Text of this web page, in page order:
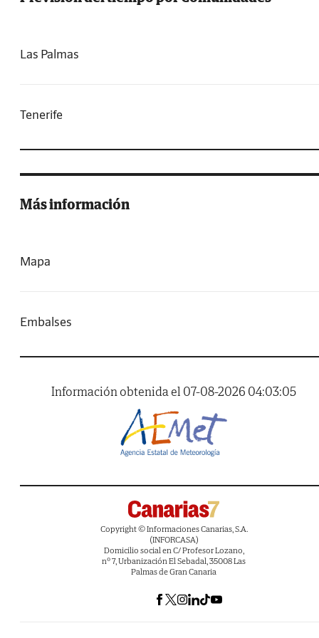
Las Palmas
Tenerife
Más información
Mapa
Embalses
Información obtenida el 07-08-2026 04:03:05
Copyright © Informaciones Canarias, S.A.
(INFORCASA)
Domicilio social en C/ Profesor Lozano,
nº 7, Urbanización El Sebadal, 35008 Las
Palmas de Gran Canaria